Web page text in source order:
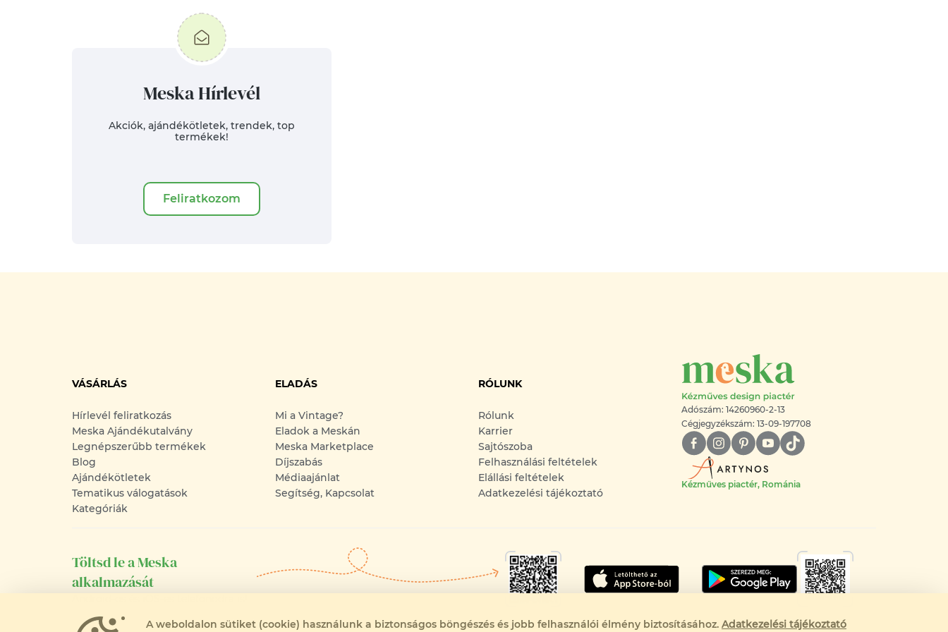
Meska Hírlevél
Akciók, ajándékötletek, trendek, top
termékek!
Feliratkozom
VÁSÁRLÁS
Hírlevél feliratkozás
Meska Ajándékutalvány
Legnépszerűbb termékek
Blog
Ajándékötletek
Tematikus válogatások
Kategóriák
ELADÁS
Mi a Vintage?
Eladok a Meskán
Meska Marketplace
Díjszabás
Médiaajánlat
Segítség, Kapcsolat
RÓLUNK
Rólunk
Karrier
Sajtószoba
Felhasználási feltételek
Elállási feltételek
Adatkezelési tájékoztató
Adószám: 14260960-2-13
Cégjegyzékszám: 13-09-197708
Kézműves piactér, Románia
Töltsd le a Meska
alkalmazását
A weboldalon sütiket (cookie) használunk a biztonságos böngészés és jobb felhasználói élmény biztosításához. Adatkezelési tájékoztató